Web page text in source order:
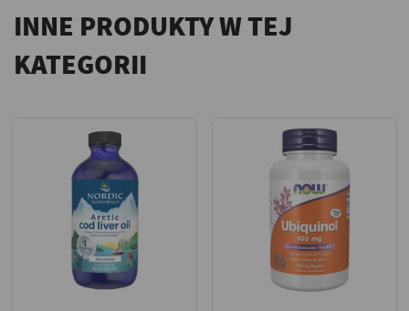
INNE PRODUKTY W TEJ
KATEGORII